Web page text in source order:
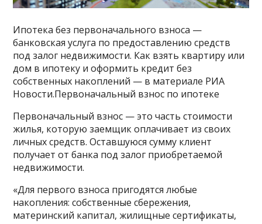
Ипотека без первоначального взноса —
банковская услуга по предоставлению средств
под залог недвижимости. Как взять квартиру или
дом в ипотеку и оформить кредит без
собственных накоплений — в материале РИА
Новости.Первоначальный взнос по ипотеке
Первоначальный взнос — это часть стоимости
жилья, которую заемщик оплачивает из своих
личных средств. Оставшуюся сумму клиент
получает от банка под залог приобретаемой
недвижимости.
«Для первого взноса пригодятся любые
накопления: собственные сбережения,
материнский капитал, жилищные сертификаты,